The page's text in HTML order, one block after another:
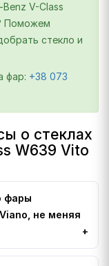
V-Class
Поможем
стекло и
фар: +38 073
о стеклах
W639 Vito
фары
не меняя